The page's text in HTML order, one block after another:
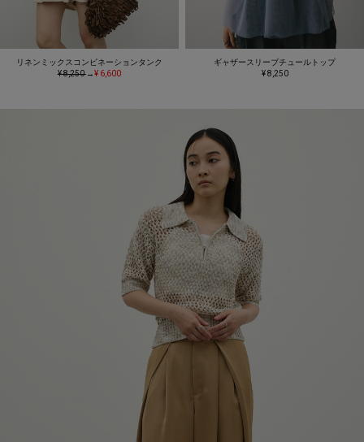
リネンミックスコンビネーションタンク
¥ 8,250→¥ 6,600
ギャザースリーブチュールトップ
¥ 8,250